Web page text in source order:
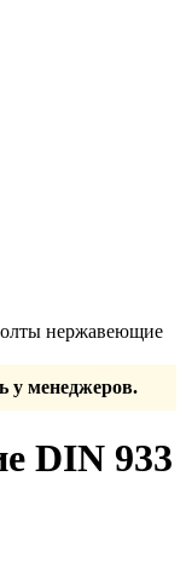
нержавеющие
у менеджеров.
DIN 933